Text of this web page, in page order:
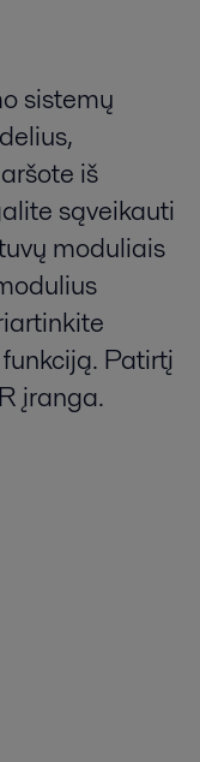
sistemų
iš
sąveikauti
moduliais
Patirtį
įranga.